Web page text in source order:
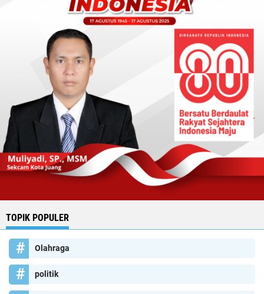
TOPIK POPULER
Olahraga
politik